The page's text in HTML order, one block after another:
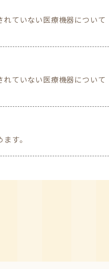
ていない医療機器について
れていない医療機器について
す。